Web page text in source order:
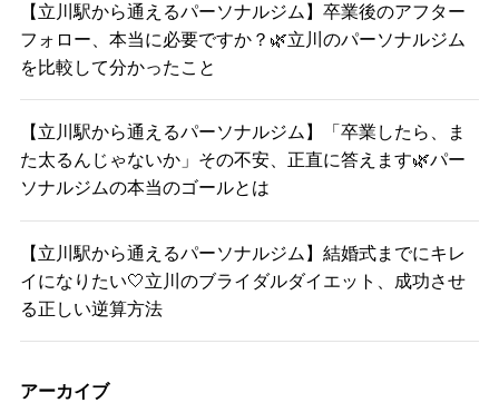
【立川駅から通えるパーソナルジム】卒業後のアフター
フォロー、本当に必要ですか？🌿立川のパーソナルジム
を比較して分かったこと
【立川駅から通えるパーソナルジム】「卒業したら、ま
た太るんじゃないか」その不安、正直に答えます🌿パー
ソナルジムの本当のゴールとは
【立川駅から通えるパーソナルジム】結婚式までにキレ
イになりたい🤍立川のブライダルダイエット、成功させ
る正しい逆算方法
アーカイブ